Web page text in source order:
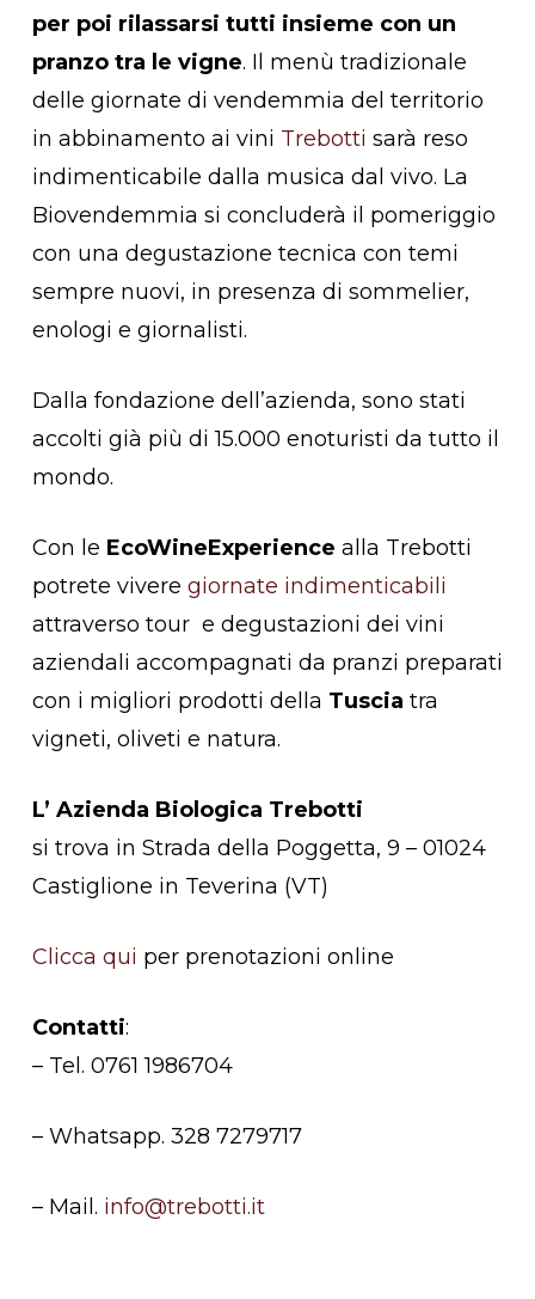
per poi rilassarsi tutti insieme con un
pranzo tra le vigne. Il menù tradizionale
delle giornate di vendemmia del territorio
in abbinamento ai vini Trebotti sarà reso
indimenticabile dalla musica dal vivo. La
Biovendemmia si concluderà il pomeriggio
con una degustazione tecnica con temi
sempre nuovi, in presenza di sommelier,
enologi e giornalisti.
Dalla fondazione dell’azienda, sono stati
accolti già più di 15.000 enoturisti da tutto il
mondo.
Con le EcoWineExperience alla Trebotti
potrete vivere giornate indimenticabili
attraverso tour e degustazioni dei vini
aziendali accompagnati da pranzi preparati
con i migliori prodotti della Tuscia tra
vigneti, oliveti e natura.
L’ Azienda Biologica Trebotti
si trova in Strada della Poggetta, 9 – 01024
Castiglione in Teverina (VT)
Clicca qui per prenotazioni online
Contatti:
– Tel. 0761 1986704
– Whatsapp. 328 7279717
– Mail. info@trebotti.it